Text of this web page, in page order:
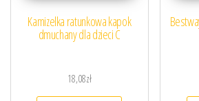
Kamizelka ratunkowa kapok
dmuchany dla dzieci C
18,08zł